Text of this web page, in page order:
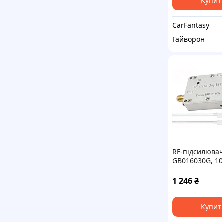
CarFantasy
Гайворон
RF-
GB016030G,
підсилення
C, 5 В
1 246₴